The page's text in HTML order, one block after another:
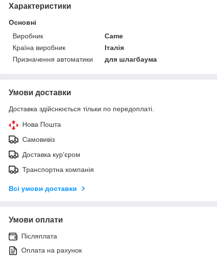
Характеристики
Основні
Виробник
Came
Країна виробник
Італія
Призначення автоматики
для шлагбаума
Умови доставки
Доставка здійснюється тільки по передоплаті.
Нова Пошта
Самовивіз
Доставка кур'єром
Транспортна компанія
Всі умови доставки
Умови оплати
Післяплата
Оплата на рахунок